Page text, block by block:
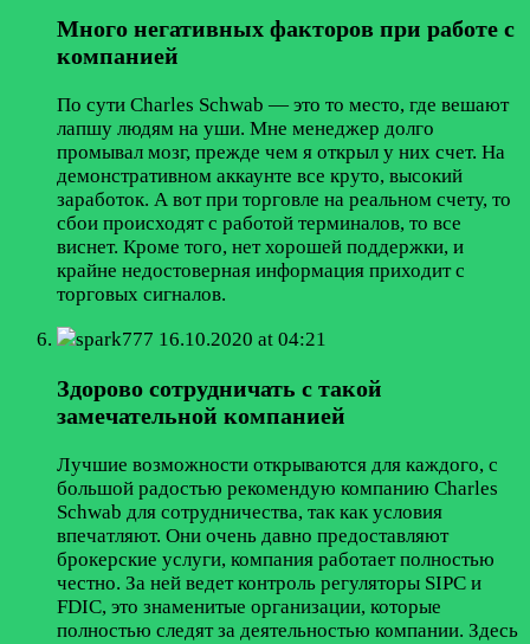
Много негативных факторов при работе с
компанией
По сути Charles Schwab — это то место, где вешают
лапшу людям на уши. Мне менеджер долго
промывал мозг, прежде чем я открыл у них счет. На
демонстративном аккаунте все круто, высокий
заработок. А вот при торговле на реальном счету, то
сбои происходят с работой терминалов, то все
виснет. Кроме того, нет хорошей поддержки, и
крайне недостоверная информация приходит с
торговых сигналов.
spark777 16.10.2020 at 04:21
Здорово сотрудничать с такой
замечательной компанией
Лучшие возможности открываются для каждого, с
большой радостью рекомендую компанию Charles
Schwab для сотрудничества, так как условия
впечатляют. Они очень давно предоставляют
брокерские услуги, компания работает полностью
честно. За ней ведет контроль регуляторы SIPC и
FDIC, это знаменитые организации, которые
полностью следят за деятельностью компании. Здесь